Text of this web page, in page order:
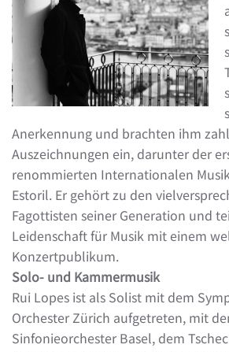
Anerkennung und brachten ihm
Auszeichnungen ein, darunter der
renommierten Internationalen
Estoril. Er gehört zu den
Fagottisten seiner Generation und
Leidenschaft für Musik mit einem
Konzertpublikum.
Solo- und Kammermusik
Rui Lopes ist als Solist mit dem
Orchester Zürich aufgetreten, mit
Sinfonieorchester Basel, dem